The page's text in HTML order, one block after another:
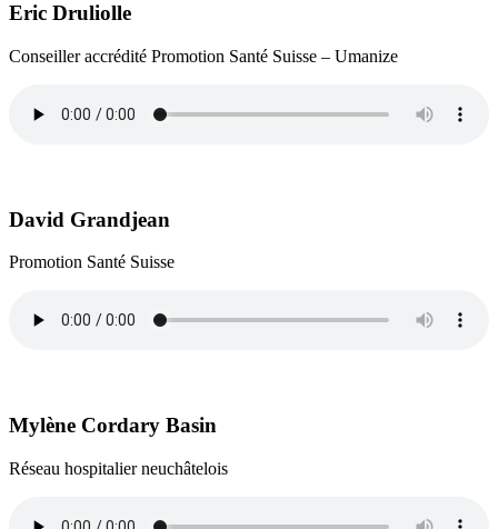
Eric Druliolle
Conseiller accrédité Promotion Santé Suisse – Umanize
David Grandjean
Promotion Santé Suisse
Mylène Cordary Basin
Réseau hospitalier neuchâtelois